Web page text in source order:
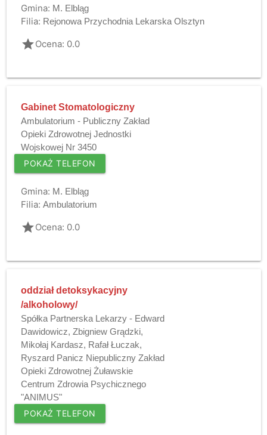
Gmina: M. Elbląg
Filia: Rejonowa Przychodnia Lekarska Olsztyn
gradeOcena: 0.0
Gabinet Stomatologiczny
Ambulatorium - Publiczny Zakład
Opieki Zdrowotnej Jednostki
Wojskowej Nr 3450
POKAŻ TELEFON
Gmina: M. Elbląg
Filia: Ambulatorium
gradeOcena: 0.0
oddział detoksykacyjny
/alkoholowy/
Spółka Partnerska Lekarzy - Edward
Dawidowicz, Zbigniew Grądzki,
Mikołaj Kardasz, Rafał Łuczak,
Ryszard Panicz Niepubliczny Zakład
Opieki Zdrowotnej Żuławskie
Centrum Zdrowia Psychicznego
"ANIMUS"
POKAŻ TELEFON